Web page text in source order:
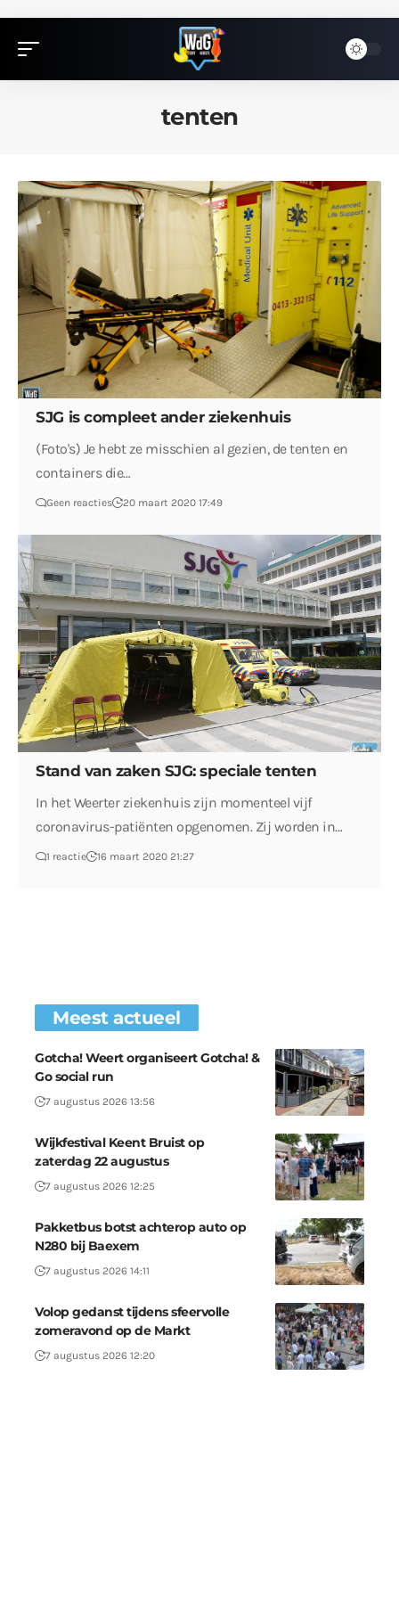
tenten
SJG is compleet ander ziekenhuis
(Foto's) Je hebt ze misschien al gezien, de tenten en
containers die…
Geen reacties 20 maart 2020 17:49
Stand van zaken SJG: speciale tenten
In het Weerter ziekenhuis zijn momenteel vijf
coronavirus-patiënten opgenomen. Zij worden in…
1 reactie 16 maart 2020 21:27
Meest actueel
Gotcha! Weert organiseert Gotcha! &
Go social run
7 augustus 2026 13:56
Wijkfestival Keent Bruist op
zaterdag 22 augustus
7 augustus 2026 12:25
Pakketbus botst achterop auto op
N280 bij Baexem
7 augustus 2026 14:11
Volop gedanst tijdens sfeervolle
zomeravond op de Markt
7 augustus 2026 12:20